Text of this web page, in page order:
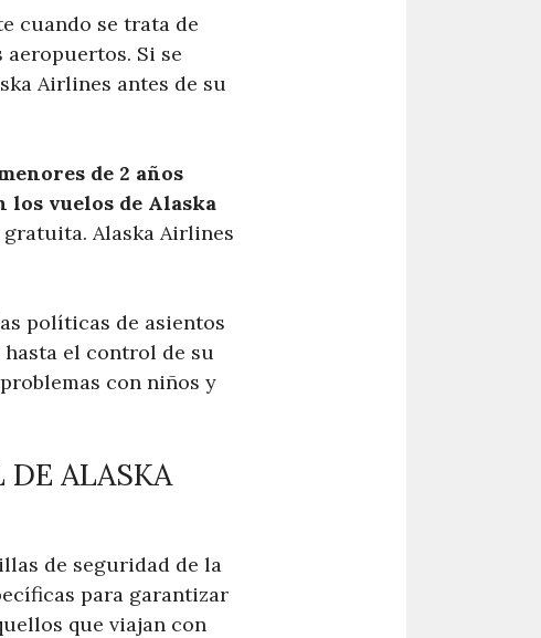
cuando se trata de
Si se
Airlines antes de su
de 2 años
los vuelos de Alaska
Alaska Airlines
políticas de asientos
hasta el control de su
con niños y
DE ALASKA
de seguridad de la
para garantizar
que viajan con